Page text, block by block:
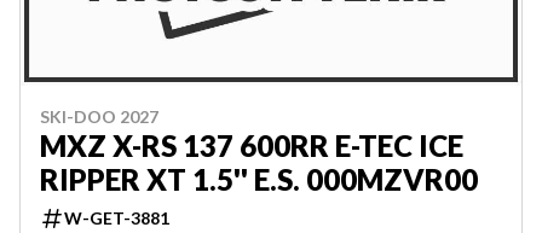
SKI-DOO 2027
MXZ X-RS 137 600RR E-TEC ICE
RIPPER XT 1.5'' E.S. 000MZVR00
W-GET-3881